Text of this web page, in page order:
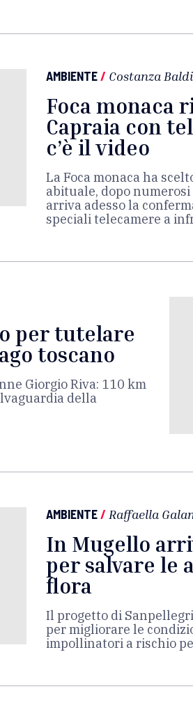
AMBIENTE/ Costanza
Foca monaca
Capraia con
c’è il video
La Foca monaca ha
abituale, dopo
arriva adesso la
speciali telecamere a
per tutelare
toscano
Giorgio Riva: 110 km
della
AMBIENTE/ Raffaella
In Mugello
per salvare le
flora
Il progetto di
per migliorare le
impollinatori a rischio